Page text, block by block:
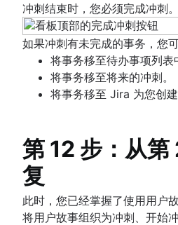
冲刺结束时，您必须完成冲刺。
如果冲刺有未完成的事务，您可
将事务移至待办事项列表
将事务移至将来的冲刺。
将事务移至 Jira 为您创建
第 12 步：从第
复
此时，您已经掌握了使用用户
将用户故事组织为冲刺、开始